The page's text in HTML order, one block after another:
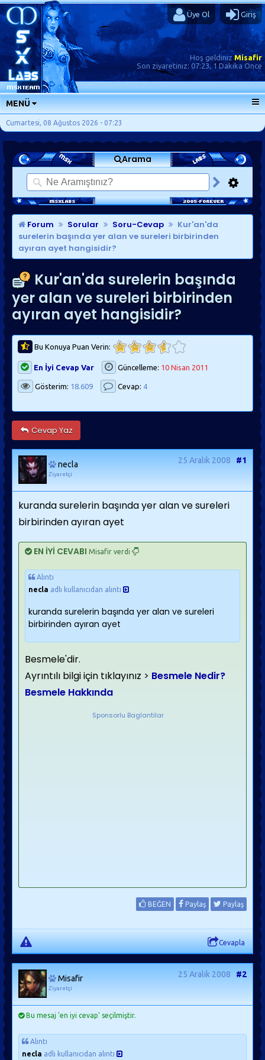
Üye Ol Giriş
Hoş geldinizMisafir
Son ziyaretiniz: 07:23, 1 Dakika Önce
MENÜ
ANA SAYFA
FORUMLAR
SORU-CEVAP
GÜNLÜKLER
SON MESAJLAR
KISAYOLLAR
Cumartesi, 08 Ağustos 2026 - 07:23
Arama
Forum Sorular Soru-Cevap
Kur'an'da
surelerin başında yer alan ve sureleri birbirinden
ayıran ayet hangisidir?
Kur'an'da surelerin başında
yer alan ve sureleri birbirinden
ayıran ayet hangisidir?
Bu Konuya Puan Verin:
En İyi Cevap Var Güncelleme: 10 Nisan 2011
Gösterim: 18.609 Cevap: 4
Cevap Yaz
necla
Ziyaretçi
25 Aralık 2008 #1
kuranda surelerin başında yer alan ve sureleri
birbirinden ayıran ayet
EN İYİ CEVABI Misafir verdi
Alıntı
necla adlı kullanıcıdan alıntı
kuranda surelerin başında yer alan ve sureleri
birbirinden ayıran ayet
Besmele'dir.
Ayrıntılı bilgi için tıklayınız > Besmele Nedir?
Besmele Hakkında
Sponsorlu Baglantilar
BEĞEN Paylaş Paylaş
Cevapla
Misafir
Ziyaretçi
25 Aralık 2008 #2
Bu mesaj 'en iyi cevap' seçilmiştir.
Alıntı
necla adlı kullanıcıdan alıntı